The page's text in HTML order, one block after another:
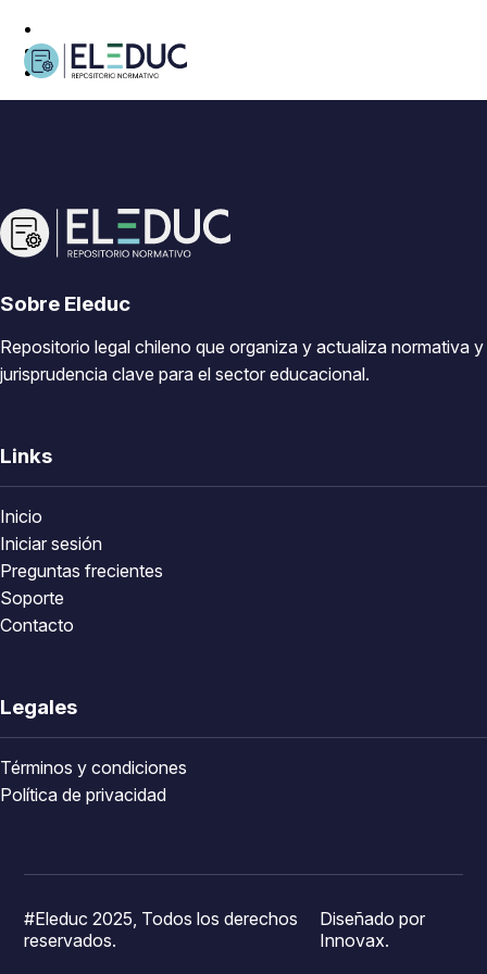
Sobre Eleduc
Repositorio legal chileno que organiza y actualiza normativa y
jurisprudencia clave para el sector educacional.
Links
Inicio
Iniciar sesión
Preguntas frecientes
Soporte
Contacto
Legales
Términos y condiciones
Política de privacidad
#Eleduc 2025, Todos los derechos
reservados.
Diseñado por
Innovax.